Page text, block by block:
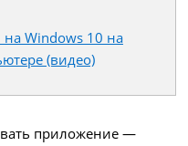
на Windows 10 на
(видео)
приложение —